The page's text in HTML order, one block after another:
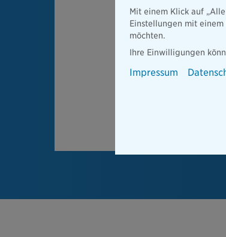
Mit einem Klick auf
Einstellungen mit
möchten.
Ihre Einwilligungen
Impressum